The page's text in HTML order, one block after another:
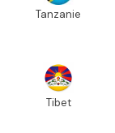
Tanzanie
Tibet